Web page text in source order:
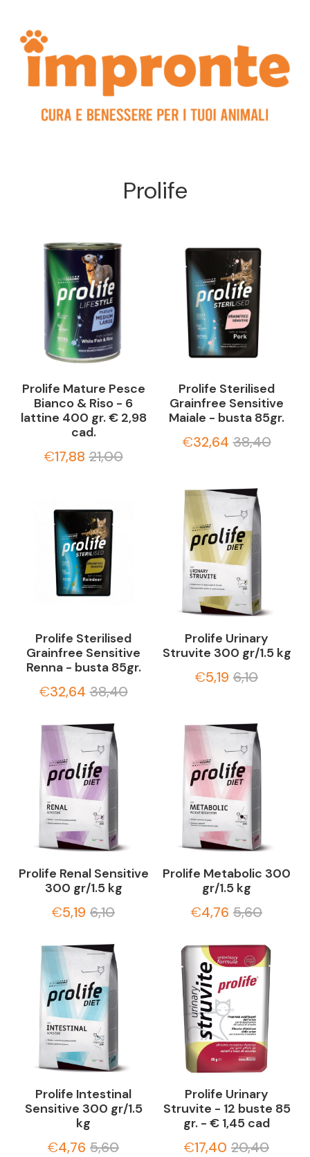
Prolife
Prolife Mature Pesce
Bianco & Riso - 6
lattine 400 gr. € 2,98
cad.
€17,88 21,00
Prolife Sterilised
Grainfree Sensitive
Maiale - busta 85gr.
€32,64 38,40
Prolife Sterilised
Grainfree Sensitive
Renna - busta 85gr.
€32,64 38,40
Prolife Urinary
Struvite 300 gr/1.5 kg
€5,19 6,10
Prolife Renal Sensitive
300 gr/1.5 kg
€5,19 6,10
Prolife Metabolic 300
gr/1.5 kg
€4,76 5,60
Prolife Intestinal
Sensitive 300 gr/1.5
kg
€4,76 5,60
Prolife Urinary
Struvite - 12 buste 85
gr. - € 1,45 cad
€17,40 20,40